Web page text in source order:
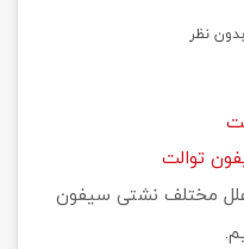
بدون نظر
توالت
علل مختلف نشتی سیفون